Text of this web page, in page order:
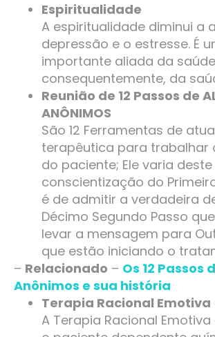
Espiritualidade
A espiritualidade diminui a
depressão e o estresse. É
importante aliada da
consequentemente, da
Reunião de 12 Passos de
ANÔNIMOS
São 12 Ferramentas de
terapêutica para trabalhar
do paciente; Ele varia deste
conscientização do
é de admitir a verdadeira
Décimo Segundo Passo
levar a mensagem para
que estão iniciando o
– Relacionado – Os 12 Passos
Anônimos e sua história
Terapia Racional Emotiva
A Terapia Racional